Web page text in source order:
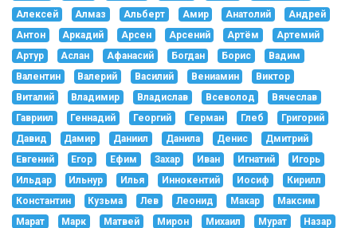
Алексей
Алмаз Альберт Амир Анатолий
Андрей
Антон
Аркадий Арсен Арсений Артём
Артемий
Артур
Аслан Афанасий Богдан Борис
Вадим
Валентин
Валерий Василий Вениамин
Виктор
Виталий
Владимир Владислав Всеволод
Вячеслав
Гавриил
Геннадий Георгий Герман Глеб
Григорий
Давид
Дамир Даниил Данила Денис
Дмитрий
Евгений
Егор Ефим Захар Иван Игнатий
Игорь
Ильдар
Ильнур Илья Иннокентий Иосиф
Кирилл
Константин
Кузьма Лев Леонид Макар
Максим
Марат
Марк Матвей Мирон Михаил Мурат
Назар